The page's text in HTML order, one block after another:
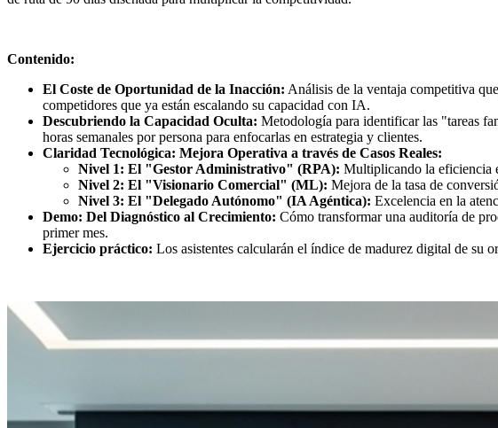
Contenido:
El Coste de Oportunidad de la Inacción: Análisis de la ventaja competitiva
competidores que ya están escalando su capacidad con IA.
Descubriendo la Capacidad Oculta: Metodología para identificar las "tareas
horas semanales por persona para enfocarlas en estrategia y clientes.
Claridad Tecnológica: Mejora Operativa a través de Casos Reales:
Nivel 1: El "Gestor Administrativo" (RPA): Multiplicando la eficiencia
Nivel 2: El "Visionario Comercial" (ML): Mejora de la tasa de
Nivel 3: El "Delegado Autónomo" (IA Agéntica): Excelencia en la
Demo: Del Diagnóstico al Crecimiento: Cómo transformar una auditoría de
primer mes.
Ejercicio práctico: Los asistentes calcularán el índice de madurez digital de su